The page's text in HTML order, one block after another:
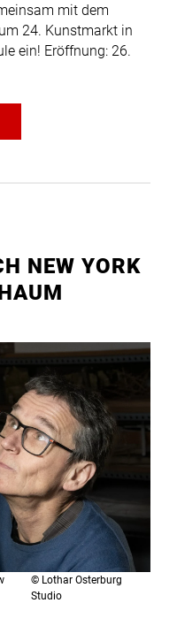
mit dem
24. Kunstmarkt in
ein! Eröffnung: 26.
NEW YORK
© Lothar Osterburg
Studio